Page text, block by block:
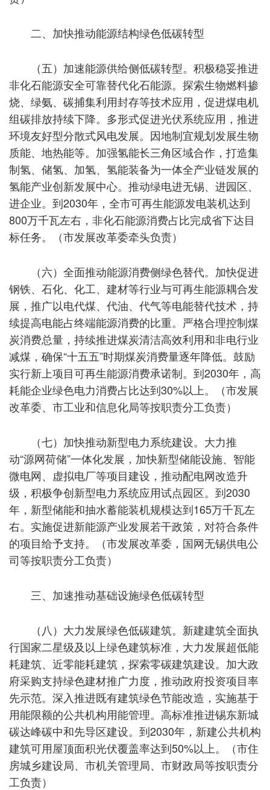
二、加快推动能源结构绿色低碳转型
（五）加速能源供给侧低碳转型。积极稳妥推进
非化石能源安全可靠替代化石能源。探索生物燃料掺
烧、绿氨、碳捕集利用封存等技术应用，促进煤电机
组碳排放持续下降。多形式促进光伏系统应用，推进
环境友好型分散式风电发展。因地制宜规划发展生物
质能、地热能等。加强氢能长三角区域合作，打造集
制氢、储氢、加氢、氢能装备为一体全产业链发展的
氢能产业创新发展中心。推动绿电进无锡、进园区、
进企业。到2030年，全市可再生能源发电装机达到
800万千瓦左右，非化石能源消费占比完成省下达目
标任务。（市发展改革委牵头负责）
（六）全面推动能源消费侧绿色替代。加快促进
钢铁、石化、化工、建材等行业与可再生能源耦合发
展，推广以电代煤、代油、代气等电能替代技术，持
续提高电能占终端能源消费的比重。严格合理控制煤
炭消费总量，持续推进煤炭清洁高效利用和非电行业
减煤，确保“十五五”时期煤炭消费量逐年降低。鼓励
实行新上项目可再生能源消费承诺制。到2030年，高
耗能企业绿色电力消费占比达到30%以上。（市发展
改革委、市工业和信息化局等按职责分工负责）
（七）加快推动新型电力系统建设。大力推
动“源网荷储”一体化发展，加快新型储能设施、智能
微电网、虚拟电厂等项目建设，推动配电网改造升
级，积极争创新型电力系统应用试点园区。到2030
年，新型储能和抽水蓄能装机规模达到165万千瓦左
右。实施促进新能源产业发展若干政策，对符合条件
的项目给予支持。（市发展改革委，国网无锡供电公
司等按职责分工负责）
三、加速推动基础设施绿色低碳转型
（八）大力发展绿色低碳建筑。新建建筑全面执
行国家二星级及以上绿色建筑标准，大力发展超低能
耗建筑、近零能耗建筑，探索零碳建筑建设。加大政
府采购支持绿色建材推广力度，推动政府投资项目率
先示范。深入推进既有建筑绿色节能改造，实施基于
用能限额的公共机构用能管理。高标准推进锡东新城
碳达峰碳中和先导区建设。到2030年，新建公共机构
建筑可用屋顶面积光伏覆盖率达到50%以上。（市住
房城乡建设局、市机关管理局、市财政局等按职责分
工负责）